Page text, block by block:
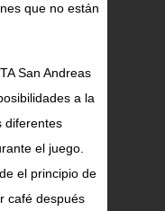
que no están
San Andreas
a la
diferentes
el juego.
el principio de
café después